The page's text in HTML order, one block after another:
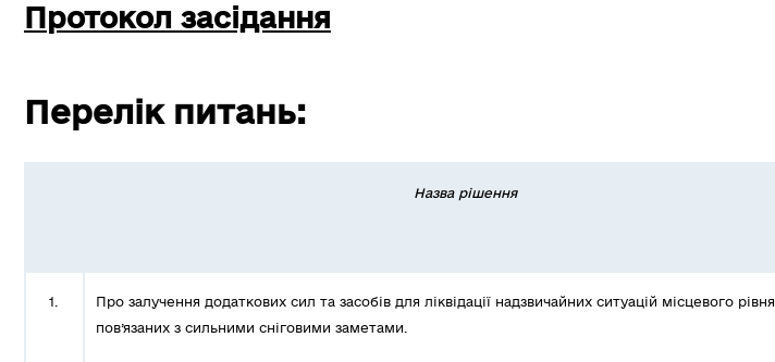
Протокол засідання
Перелік питань:
Назва рішення
1.
Про залучення додаткових сил та засобів для ліквідації надзвичайних ситуацій місцевого рівня,
пов’язаних з сильними сніговими заметами.